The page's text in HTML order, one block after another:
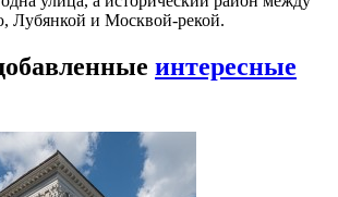
Лубянкой и Москвой-рекой.
интересные